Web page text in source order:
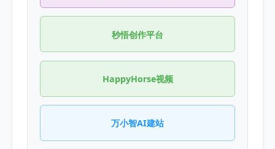
秒悟创作平台
HappyHorse视频
万小智AI建站